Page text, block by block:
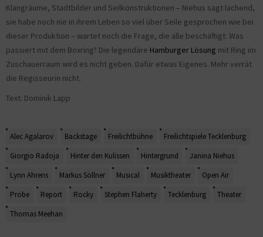
Klangräume, Stadtbilder und Seilkonstruktionen – Niehus sagt lachend,
sie habe noch nie in ihrem Leben so viel über Seile gesprochen wie bei
dieser Produktion – wartet noch die Frage, die alle beschäftigt: Was
passiert mit dem Boxring? Die legendäre Hamburger Lösung mit Ring im
Zuschauerraum wird es nicht geben. Dafür etwas Eigenes. Mehr verrät
die Regisseurin nicht.
Text: Dominik Lapp
Alec Agalarov Backstage Freilichtbühne
Freilichtspiele Tecklenburg
Giorgio Radoja
Hinter den Kulissen Hintergrund
Janina Niehus
Lynn Ahrens
Markus Söllner Musical Musiktheater
Open Air
Probe
Report Rocky Stephen Flaherty Tecklenburg
Theater
Thomas Meehan